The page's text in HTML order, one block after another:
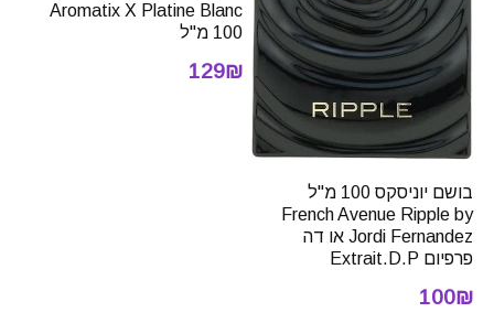
בושם יוניסקס 100 מ"ל
French Avenue Ripple by
Jordi Fernandez או דה
פרפיום Extrait.D.P
100₪
Aromatix X Platine Blanc
100 מ"ל
129₪